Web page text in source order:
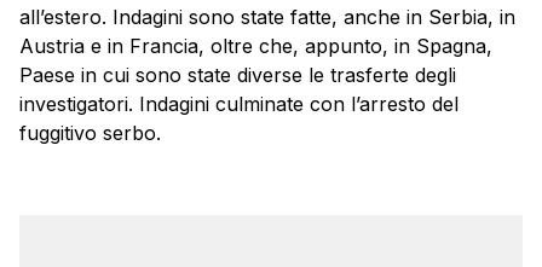
all’estero. Indagini sono state fatte, anche in Serbia, in
Austria e in Francia, oltre che, appunto, in Spagna,
Paese in cui sono state diverse le trasferte degli
investigatori. Indagini culminate con l’arresto del
fuggitivo serbo.